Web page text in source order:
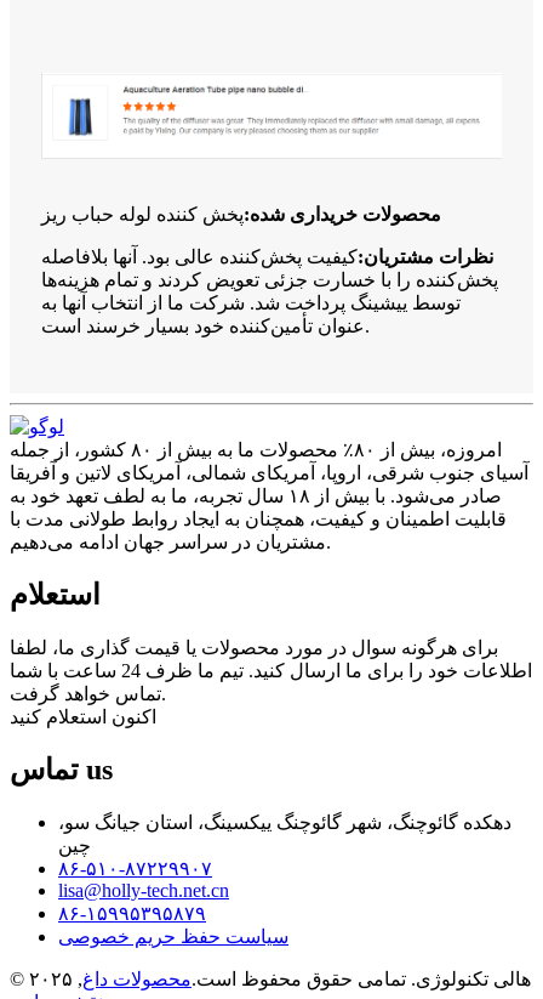
محصولات خریداری شده:پخش کننده لوله حباب ریز
نظرات مشتریان:کیفیت پخش‌کننده عالی بود. آنها بلافاصله
پخش‌کننده را با خسارت جزئی تعویض کردند و تمام هزینه‌ها
توسط ییشینگ پرداخت شد. شرکت ما از انتخاب آنها به
عنوان تأمین‌کننده خود بسیار خرسند است.
امروزه، بیش از ۸۰٪ محصولات ما به بیش از ۸۰ کشور، از جمله
آسیای جنوب شرقی، اروپا، آمریکای شمالی، آمریکای لاتین و آفریقا
صادر می‌شود. با بیش از ۱۸ سال تجربه، ما به لطف تعهد خود به
قابلیت اطمینان و کیفیت، همچنان به ایجاد روابط طولانی مدت با
مشتریان در سراسر جهان ادامه می‌دهیم.
استعلام
برای هرگونه سوال در مورد محصولات یا قیمت گذاری ما، لطفا
اطلاعات خود را برای ما ارسال کنید. تیم ما ظرف 24 ساعت با شما
تماس خواهد گرفت.
اکنون استعلام کنید
تماس us
دهکده گائوچنگ، شهر گائوچنگ ییکسینگ، استان جیانگ سو،
چین
۸۶-۵۱۰-۸۷۲۲۹۹۰۷
lisa@holly-tech.net.cn
۸۶-۱۵۹۹۵۳۹۵۸۷۹
سیاست حفظ حریم خصوصی
© ۲۰۲۵ هالی تکنولوژی. تمامی حقوق محفوظ است.محصولات داغ,